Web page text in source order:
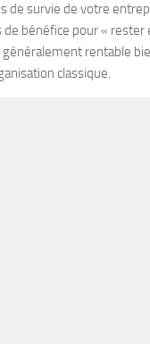
de survie de votre
bénéfice pour « rester
rentable
classique.